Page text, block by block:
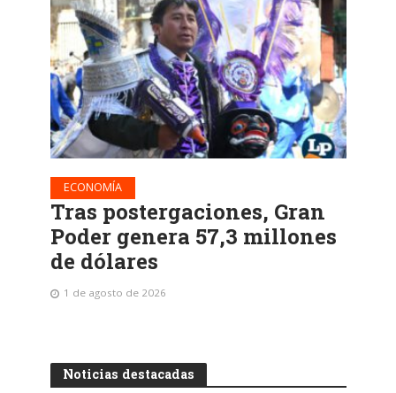
ECONOMÍA
Tras postergaciones, Gran
Poder genera 57,3 millones
de dólares
1 de agosto de 2026
Noticias destacadas